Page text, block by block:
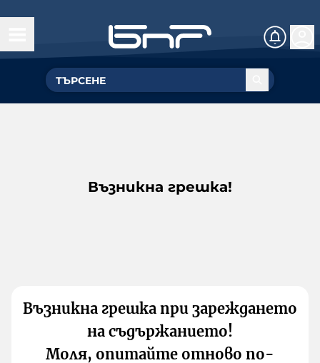
Възникна грешка!
Възникна грешка при зареждането
на съдържанието!
Моля, опитайте отново по-